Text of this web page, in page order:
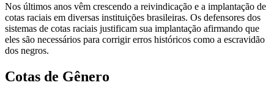
Nos últimos anos vêm crescendo a reivindicação e a implantação de
cotas raciais em diversas instituições brasileiras. Os defensores dos
sistemas de cotas raciais justificam sua implantação afirmando que
eles são necessários para corrigir erros históricos como a escravidão
dos negros.
Cotas de Gênero